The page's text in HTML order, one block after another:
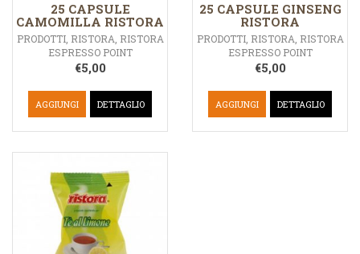
25 CAPSULE
CAMOMILLA RISTORA
PRODOTTI, RISTORA RISTORA
ESPRESSO POINT
€5,00
AGGIUNGI DETTAGLIO
25 CAPSULE GINSENG
RISTORA
PRODOTTI, RISTORA RISTORA
ESPRESSO POINT
€5,00
AGGIUNGI DETTAGLIO